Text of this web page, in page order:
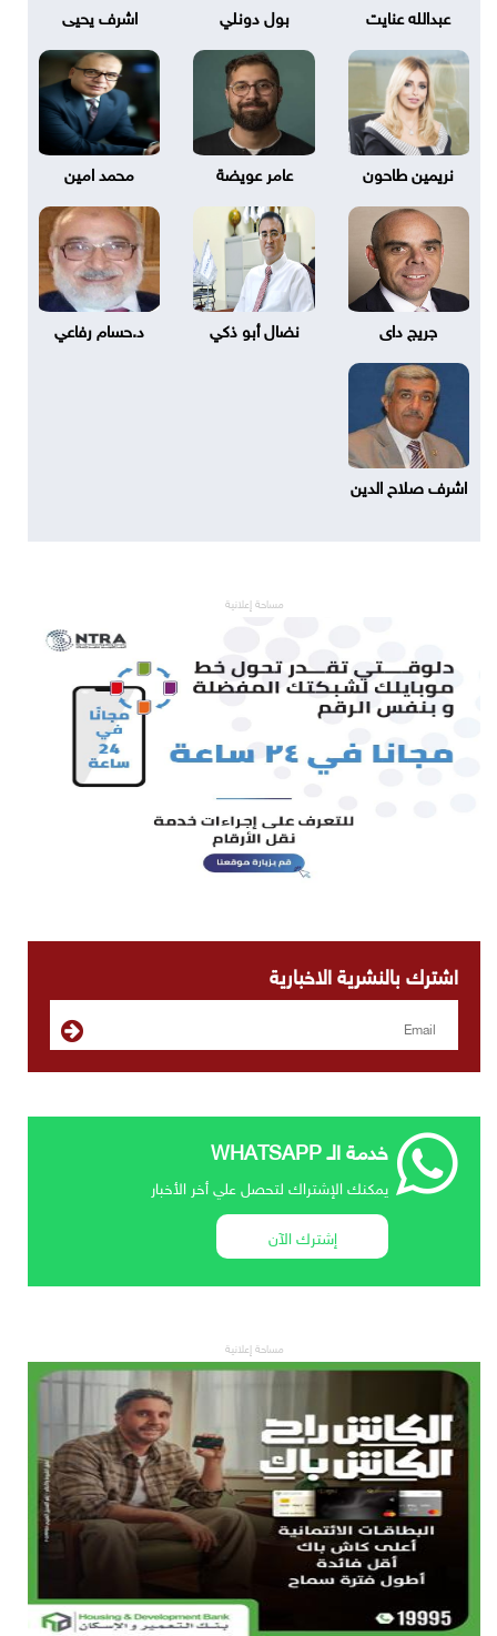
عبدالله عنايت بول دونلي اشرف يحيى
نريمين طاحون عامر عويضة محمد امين
جريج داى نضال أبو ذكي د.حسام رفاعي
اشرف صلاح الدين
مساحة إعلانية
اشترك بالنشرية الاخبارية
خدمة الـ WHATSAPP
يمكنك الإشتراك لتحصل علي أخر الأخبار
إشترك الآن
مساحة إعلانية